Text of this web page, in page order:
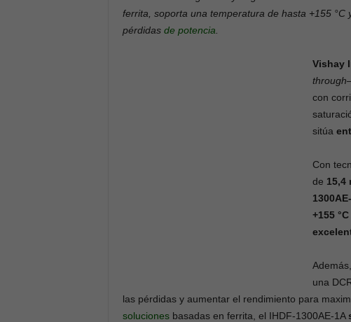
ferrita, soporta una temperatura de hasta +155 °C
pérdidas de potencia
Vishay
through
con
sitúa
Con
de 15,4
+155 °C
una
las pérdidas y aumentar el rendimiento para
soluciones basadas en ferrita, el IHDF-1300AE-1A